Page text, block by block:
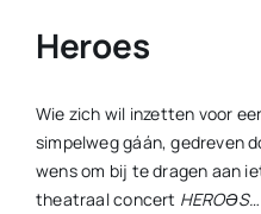
Heroes
Wie zich wil inzetten voor
simpelweg gáán, gedreven
wens om bij te dragen aan
theatraal concert